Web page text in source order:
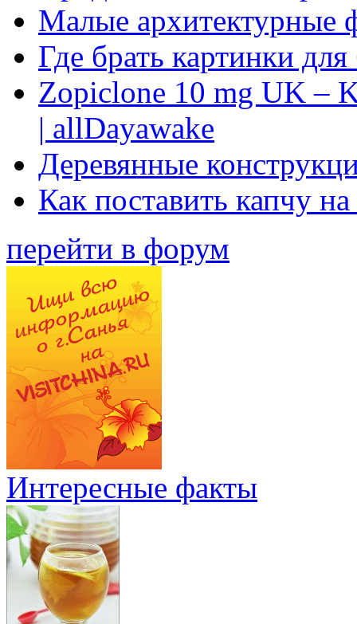
Малые архитектурные
Где брать картинки
Zopiclone 10 mg UK –
| allDayawake
Деревянные
Как поставить капчу
перейти в форум
Интересные факты